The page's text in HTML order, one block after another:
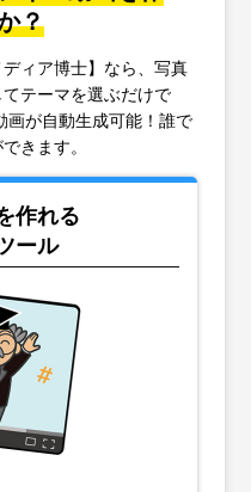
？
ィア博士】なら、写真
テーマを選ぶだけで
画が自動生成可能！誰で
きます。
作れる
ール